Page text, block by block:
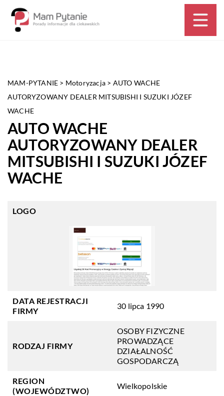
MAM-PYTANIE > Motoryzacja > AUTO WACHE
AUTORYZOWANY DEALER MITSUBISHI I SUZUKI JÓZEF
WACHE
AUTO WACHE
AUTORYZOWANY DEALER
MITSUBISHI I SUZUKI JÓZEF
WACHE
LOGO
DATA REJESTRACJI
FIRMY
30 lipca 1990
RODZAJ FIRMY
OSOBY FIZYCZNE
PROWADZĄCE
DZIAŁALNOŚĆ
GOSPODARCZĄ
REGION
(WOJEWÓDZTWO)
Wielkopolskie